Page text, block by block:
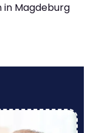
in Magdeburg